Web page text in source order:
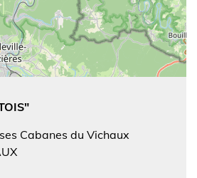
Cabanes du Vichaux